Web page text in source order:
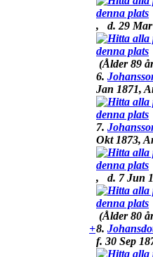
, d. 29
(Ålder 89
6.
Jan 1871,
7.
Okt 1873,
, d. 7 Jun
(Ålder 80
+8.
f. 30 Sep